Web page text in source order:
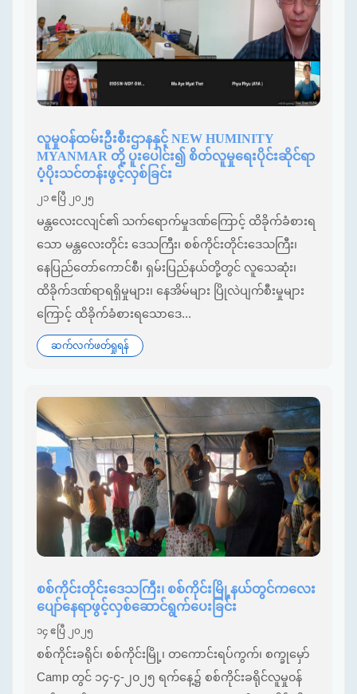
လူမှုဝန်ထမ်းဦးစီးဌာနနှင့် NEW HUMINITY
MYANMAR တို့ ပူးပေါင်း၍ စိတ်လူမှုရေးပိုင်းဆိုင်ရာ
ပံ့ပိုးသင်တန်းဖွင့်လှစ်ခြင်း
၂၁ ဧပြီ ၂၀၂၅
မန္တလေးငလျင်၏ သက်ရောက်မှုဒဏ်ကြောင့် ထိခိုက်ခံစားရ
သော မန္တလေးတိုင်း ဒေသကြီး၊ စစ်ကိုင်းတိုင်းဒေသကြီး၊
နေပြည်တော်ကောင်စီ၊ ရှမ်းပြည်နယ်တို့တွင် လူသေဆုံး၊
ထိခိုက်ဒဏ်ရာရရှိမှုများ၊ နေအိမ်များ ပြိုလဲပျက်စီးမှုများ
ကြောင့် ထိခိုက်ခံစားရသောဒေ...
ဆက်လက်ဖတ်ရှုရန်
စစ်ကိုင်းတိုင်းဒေသကြီး၊ စစ်ကိုင်းမြို့နယ်တွင်ကလေး
ပျော်နေရာဖွင့်လှစ်ဆောင်ရွက်ပေးခြင်း
၁၄ ဧပြီ ၂၀၂၅
စစ်ကိုင်းခရိုင်၊ စစ်ကိုင်းမြို့၊ တကောင်းရပ်ကွက်၊ စက္ခုမှော်
Camp တွင် ၁၄-၄-၂၀၂၅ ရက်နေ့၌ စစ်ကိုင်းခရိုင်လူမှု၀န်